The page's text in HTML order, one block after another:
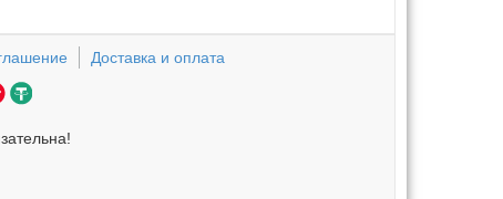
Доставка и оплата